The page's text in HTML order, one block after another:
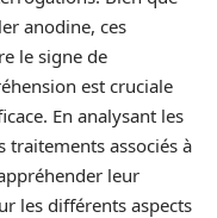
anodine, ces
le signe de
est cruciale
En analysant les
traitements associés à
leur
les différents aspects